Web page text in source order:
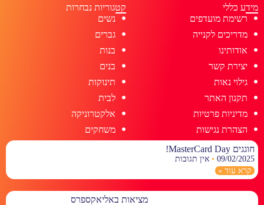
מידע כללי
רשימת מועדפים
מדריכים לקנייה
אודותינו
יצירת קשר
גילוי נאות
תקנון האתר
מדיניות פרטיות
הצהרת נגישות
קטגוריות נבחרות
נשים
גברים
בנות
בנים
תינוקות
לבית
אלקטרוניקה
משחקים
חוגגים MasterCard Day!
09/02/2025
אין תגובות
קרא עוד »
מציאות באליאקספרס